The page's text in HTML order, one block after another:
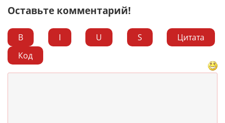
Оставьте комментарий!
B I U S
Цитата
Код